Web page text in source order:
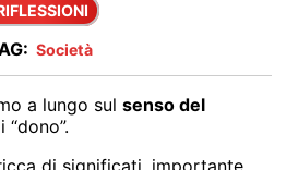
Società
a lungo sulsenso del